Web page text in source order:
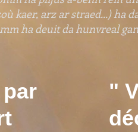
kaer, arz ar straed...) ha
ha deuit da hunvreal
"